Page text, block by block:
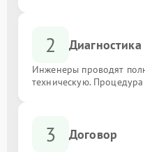
2 Диагностика
Инженеры проводят
техническую.
3 Договор